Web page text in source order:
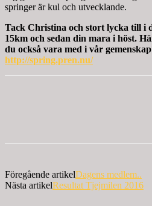
springer är kul och utvecklande.
Tack Christina och stort lycka till i
15km och sedan din mara i höst.
du också vara med i vår
http://spring.pren.nu/
Föregående artikelDagens medlem..
Nästa artikelResultat Tjejmilen 2016